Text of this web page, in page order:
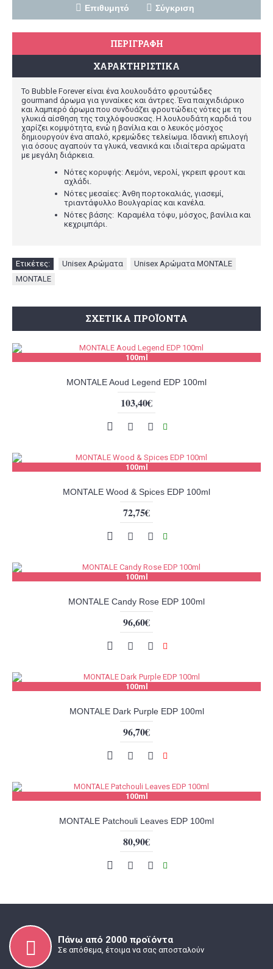
Επιθυμητό Σύγκριση
ΠΕΡΙΓΡΑΦΉ
ΧΑΡΑΚΤΗΡΙΣΤΙΚΆ
Το Bubble Forever είναι ένα λουλουδάτο φρουτώδες
gourmand άρωμα για γυναίκες και άντρες. Ένα παιχνιδιάρικο
και λαμπερό άρωμα που συνδυάζει φρουτώδεις νότες με τη
γλυκιά αίσθηση της τσιχλόφουσκας. Η λουλουδάτη καρδιά του
χαρίζει κομψότητα, ενώ η βανίλια και ο λευκός μόσχος
δημιουργούν ένα απαλό, κρεμώδες τελείωμα. Ιδανική επιλογή
για όσους αγαπούν τα γλυκά, νεανικά και ιδιαίτερα αρώματα
με μεγάλη διάρκεια.
Νότες κορυφής: Λεμόνι, νερολί, γκρειπ φρουτ και
αχλάδι.
Νότες μεσαίες: Άνθη πορτοκαλιάς, γιασεμί,
τριαντάφυλλο Βουλγαρίας και κανέλα.
Νότες βάσης: Καραμέλα τόφυ, μόσχος, βανίλια και
κεχριμπάρι.
Ετικέτες: Unisex Aρώματα Unisex Aρώματα MONTALE
MONTALE
ΣΧΕΤΙΚΆ ΠΡΟΪΌΝΤΑ
100ml
MONTALE Aoud Legend EDP 100ml
103,40€
100ml
MONTALE Wood & Spices EDP 100ml
72,75€
100ml
MONTALE Candy Rose EDP 100ml
96,60€
100ml
MONTALE Dark Purple EDP 100ml
96,70€
100ml
MONTALE Patchouli Leaves EDP 100ml
80,90€
Πάνω από 2000 προϊόντα
Σε απόθεμα, έτοιμα να σας αποσταλούν